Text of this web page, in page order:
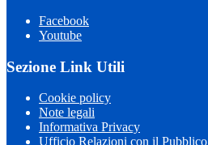
Facebook
Youtube
Sezione Link Utili
Cookie policy
Note legali
Informativa Privacy
Ufficio Relazioni con il Pubblico